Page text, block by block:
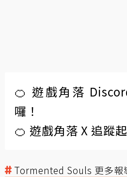
🍊 遊戲角落
囉！
🍊 遊戲角落 X 追蹤
Tormented Souls 更多報